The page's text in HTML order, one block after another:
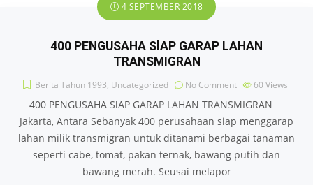
4 SEPTEMBER 2018
400 PENGUSAHA SlAP GARAP LAHAN
TRANSMIGRAN
Berita Tahun 1993, Uncategorized No Comment 60 Views
400 PENGUSAHA SlAP GARAP LAHAN TRANSMIGRAN
Jakarta, Antara Sebanyak 400 perusahaan siap menggarap
lahan milik transmigran untuk ditanami berbagai tanaman
seperti cabe, tomat, pakan ternak, bawang putih dan
bawang merah. Seusai melapor